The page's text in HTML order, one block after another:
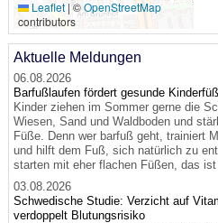
Leaflet |©OpenStreetMap
contributors
Aktuelle Meldungen
06.08.2026
Barfußlaufen fördert gesunde
Kinder ziehen im Sommer gerne die
Wiesen, Sand und Waldboden und
Füße. Denn wer barfuß geht, trainiert
und hilft dem Fuß, sich natürlich zu
starten mit eher flachen Füßen, das ist
03.08.2026
Schwedische Studie: Verzicht auf
verdoppelt Blutungsrisiko